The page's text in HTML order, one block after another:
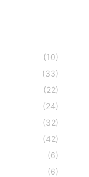
(10)
(33)
(22)
(24)
(32)
(42)
(6)
(6)